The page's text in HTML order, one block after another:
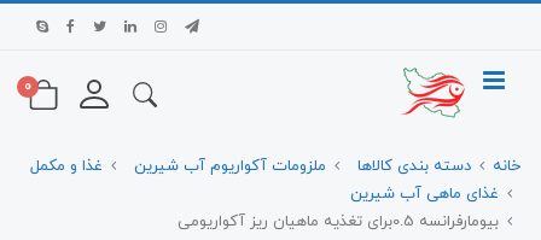
0
خانه دسته بندی کالاها ملزومات آکواریوم آب شیرین
غذا و مکمل
غذای ماهی آب شیرین
بیومارفرانسه 0.5برای تغذیه ماهیان ریز آکواریومی